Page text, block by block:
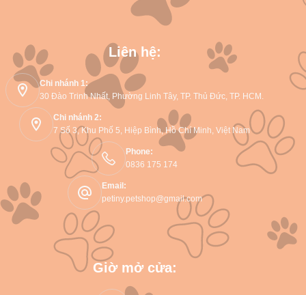
Liên hệ:
Chi nhánh 1:
30 Đào Trinh Nhất, Phường Linh Tây, TP. Thủ Đức, TP. HCM.
Chi nhánh 2:
7 Số 3, Khu Phố 5, Hiệp Bình, Hồ Chí Minh, Việt Nam
Phone:
0836 175 174
Email:
petiny.petshop@gmail.com
Giờ mở cửa: